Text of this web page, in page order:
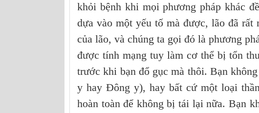
khỏi bệnh khi mọi phương pháp khác
dựa vào một yếu tố mà được, lão đã rất
của lão, và chúng ta gọi đó là phương
được tính mạng tuy làm cơ thể bị tổn
trước khi bạn đổ gục mà thôi. Bạn
y hay Đông y), hay bất cứ một loại
hoàn toàn để không bị tái lại nữa. Bạn